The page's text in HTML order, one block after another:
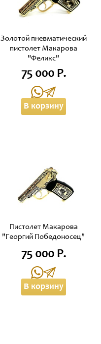
Золотой пневматический
пистолет Макарова
"Феликс"
75 000 Р.
В корзину
Пистолет Макарова
"Георгий Победоносец"
75 000 Р.
В корзину